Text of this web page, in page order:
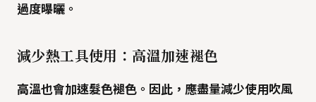
過度曝曬。
減少熱工具使用：高溫加速褪色
高溫也會加速髮色褪色。因此，應盡量減少使用吹風